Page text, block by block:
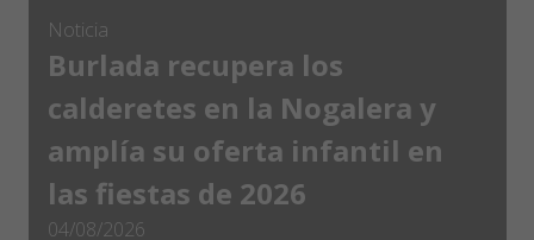
Noticia
Burlada recupera los
calderetes en la Nogalera y
amplía su oferta infantil en
las fiestas de 2026
04/08/2026